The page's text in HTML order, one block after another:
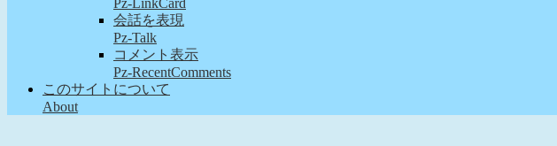
Pz-LinkCard
会話を表現
Pz-Talk
コメント表示
Pz-RecentComments
このサイトについて
About